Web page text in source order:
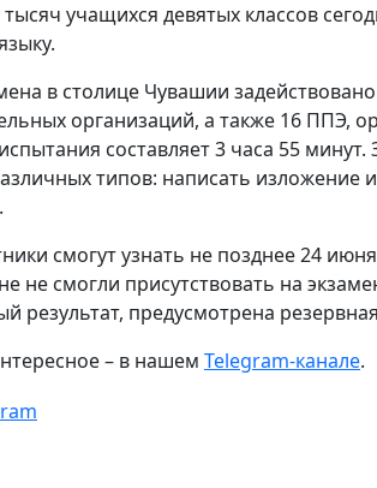
учащихся девятых классов
в столице Чувашии
организаций, а также 16 ППЭ,
составляет 3 часа 55
типов: написать изложение
смогут узнать не позднее 24
не смогли присутствовать на
результат, предусмотрена
– в нашем Telegram-канале.